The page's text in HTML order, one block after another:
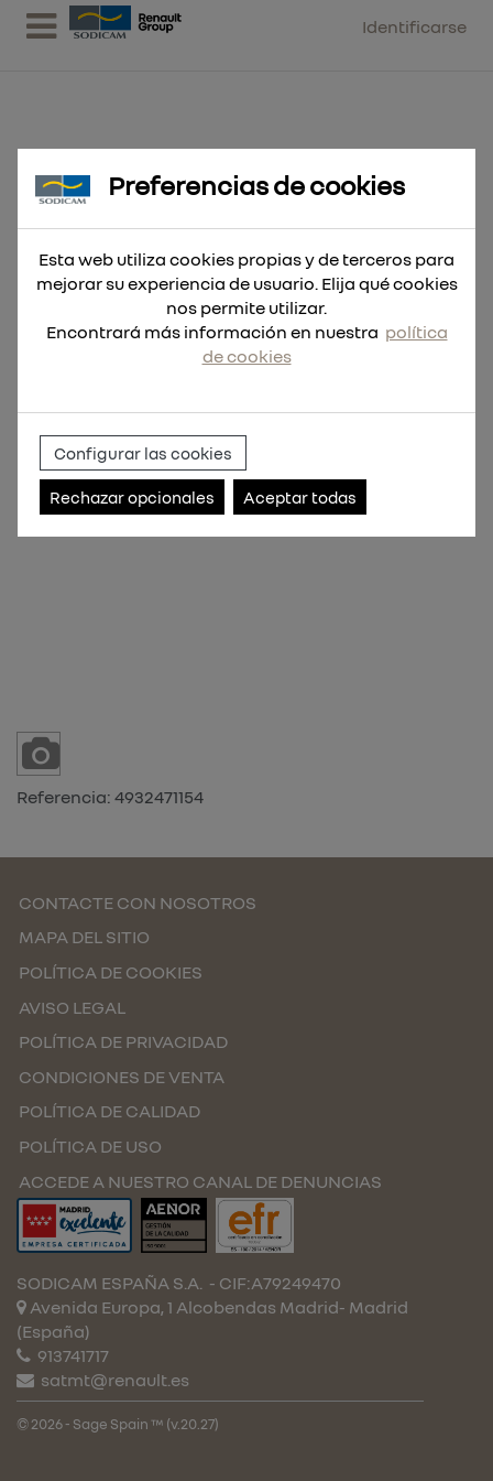
Identificarse
Extensión SDS-Plus 450mm
Referencia: 4932471154
CONTACTE CON NOSOTROS
MAPA DEL SITIO
POLÍTICA DE COOKIES
AVISO LEGAL
POLÍTICA DE PRIVACIDAD
CONDICIONES DE VENTA
POLÍTICA DE CALIDAD
POLÍTICA DE USO
ACCEDE A NUESTRO CANAL DE DENUNCIAS
SODICAM ESPAÑA S.A. - CIF:A79249470
Avenida Europa, 1 Alcobendas Madrid- Madrid
(España)
913741717
satmt@renault.es
© 2026 - Sage Spain ™ (v.20.27)
Preferencias de cookies
Esta web utiliza cookies propias y de terceros para
mejorar su experiencia de usuario. Elija qué cookies
nos permite utilizar.
Encontrará más información en nuestra política
de cookies
Configurar las cookies
Rechazar opcionales Aceptar todas